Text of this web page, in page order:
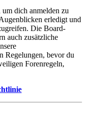
dich anmelden zu
erledigt und
Die Board-
auch zusätzliche
Regelungen, bevor du
Forenregeln,